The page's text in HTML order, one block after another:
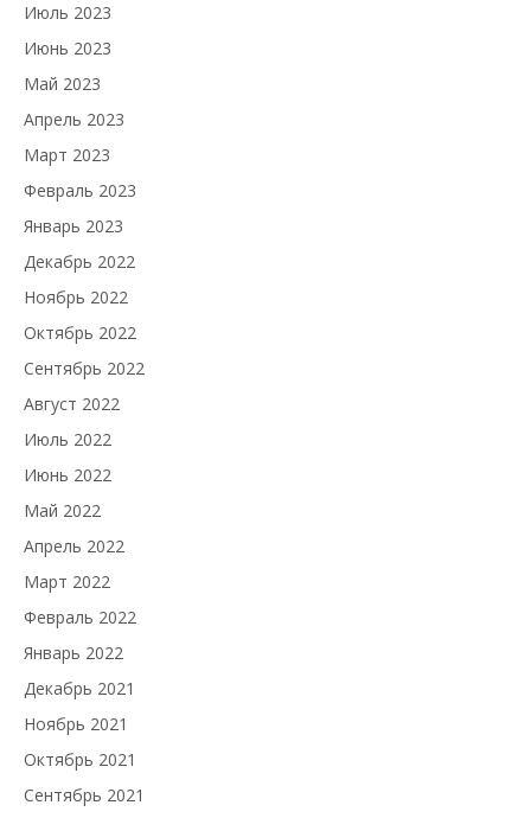
Июль 2023
Июнь 2023
Май 2023
Апрель 2023
Март 2023
Февраль 2023
Январь 2023
Декабрь 2022
Ноябрь 2022
Октябрь 2022
Сентябрь 2022
Август 2022
Июль 2022
Июнь 2022
Май 2022
Апрель 2022
Март 2022
Февраль 2022
Январь 2022
Декабрь 2021
Ноябрь 2021
Октябрь 2021
Сентябрь 2021